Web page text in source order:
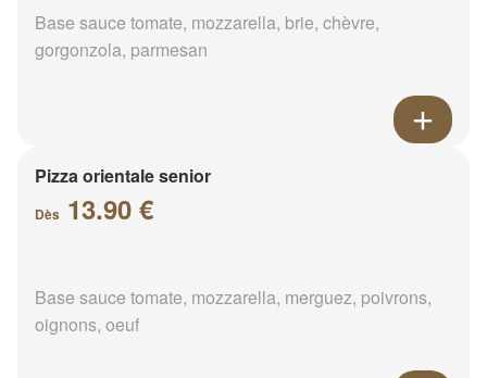
Base sauce tomate, mozzarella, brie, chèvre,
gorgonzola, parmesan
Pizza orientale senior
Dès 13.90 €
Base sauce tomate, mozzarella, merguez, poivrons,
oignons, oeuf